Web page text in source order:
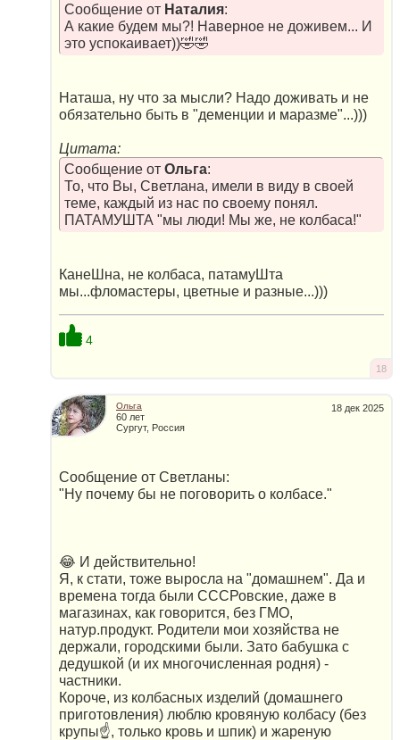
Сообщение от Наталия:
А какие будем мы?! Наверное не доживем... И
это успокаивает))🤣🤣
Наташа, ну что за мысли? Надо доживать и не
обязательно быть в "деменции и маразме"...)))
Цитата:
Сообщение от Ольга:
То, что Вы, Светлана, имели в виду в своей
теме, каждый из нас по своему понял.
ПАТАМУШТА "мы люди! Мы же, не колбаса!"
КанеШна, не колбаса, патамуШта
мы...фломастеры, цветные и разные...)))
4
18
18 дек 2025
Ольга
60 лет
Сургут, Россия
Сообщение от Светланы:
"Ну почему бы не поговорить о колбасе."
😂 И действительно!
Я, к стати, тоже выросла на "домашнем". Да и
времена тогда были СССРовские, даже в
магазинах, как говорится, без ГМО,
натур.продукт. Родители мои хозяйства не
держали, городскими были. Зато бабушка с
дедушкой (и их многочисленная родня) -
частники.
Короче, из колбасных изделий (домашнего
приготовления) люблю кровяную колбасу (без
крупы☝, только кровь и шпик) и жареную